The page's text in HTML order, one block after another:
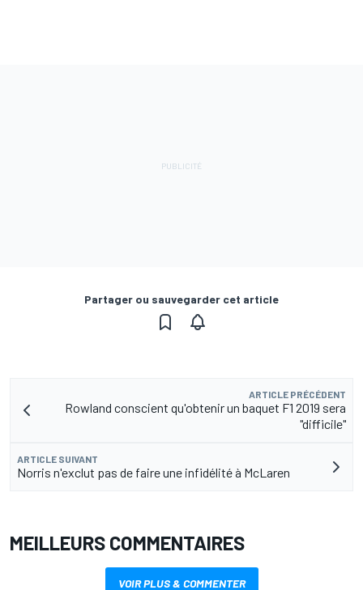
Partager ou sauvegarder cet article
ARTICLE PRÉCÉDENT
Rowland conscient qu'obtenir un baquet F1 2019 sera
"difficile"
ARTICLE SUIVANT
Norris n'exclut pas de faire une infidélité à McLaren
MEILLEURS COMMENTAIRES
VOIR PLUS & COMMENTER